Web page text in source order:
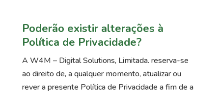
Poderão existir alterações à
Política de Privacidade?
A W4M – Digital Solutions, Limitada. reserva-se
ao direito de, a qualquer momento, atualizar ou
rever a presente Política de Privacidade a fim de a